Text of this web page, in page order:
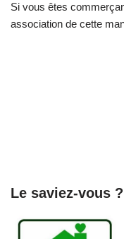
Si vous êtes
association de cette
Le saviez-vous ?